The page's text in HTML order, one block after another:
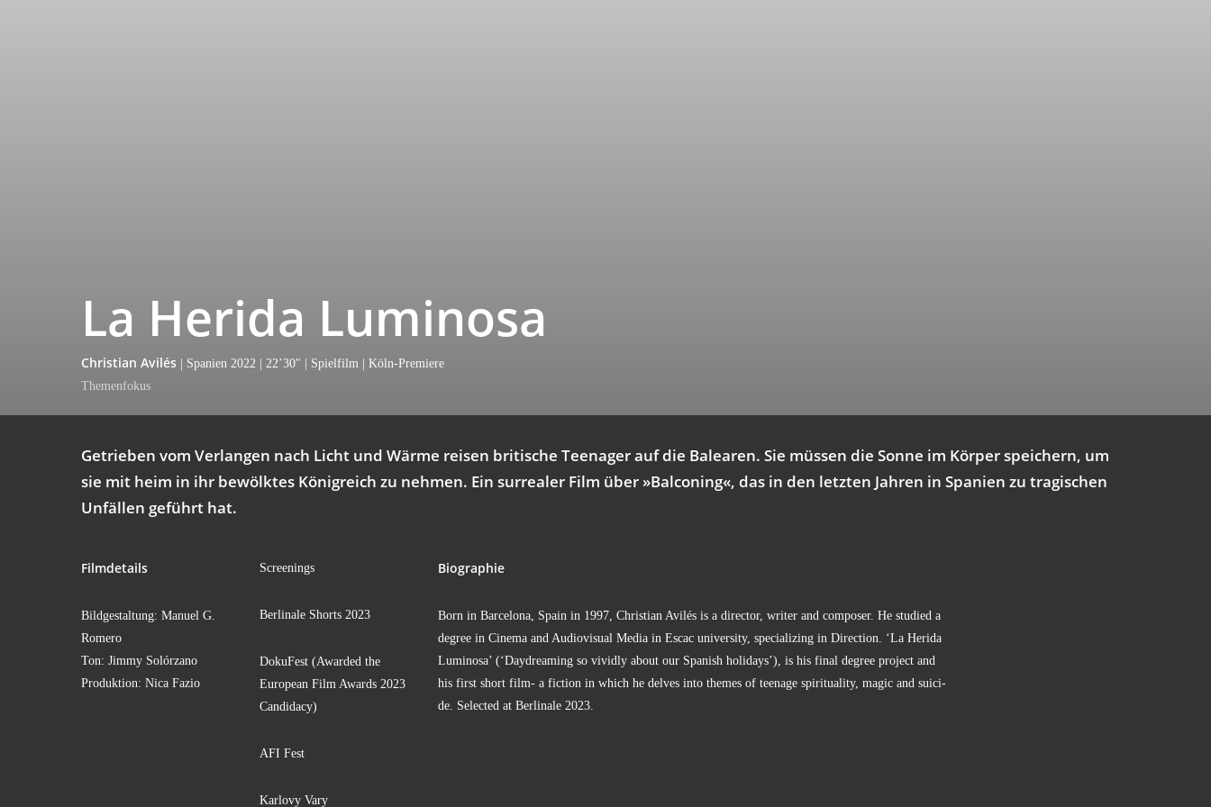
La Her­i­da Luminosa
Chris­ti­an Avilés | Spa­ni­en 2022 | 22’30″ | Spiel­film | Köln-Premiere
The­men­fo­kus
Getrie­ben vom Ver­lan­gen nach Licht und Wär­me rei­sen bri­ti­sche Teen­ager auf die Balea­ren. Sie müs­sen die Son­ne im Kör­per spei­chern, um
sie mit heim in ihr bewölk­tes König­reich zu neh­men. Ein sur­rea­ler Film über »Bal­co­ning«, das in den letz­ten Jah­ren in Spa­ni­en zu tra­gi­schen
Unfäl­len geführt hat.
Film­de­tails
Bild­ge­stal­tung: Manu­el G.
Romero
Ton: Jim­my Solórzano
Pro­duk­ti­on: Nica Fazio
Scree­nings
Ber­li­na­le Shorts 2023
Doku­Fest (Award­ed the
Euro­pean Film Awards 2023
Candidacy)
AFI Fest
Kar­l­o­vy Vary
Bio­gra­phie
Born in Bar­ce­lo­na, Spain in 1997, Chris­ti­an Avilés is a direc­tor, wri­ter and com­po­ser. He stu­di­ed a
degree in Cine­ma and Audio­vi­su­al Media in Escac uni­ver­si­ty, spe­cia­li­zing in Direc­tion. ‘La Her­i­da
Lumi­no­sa’ (‘Day­d­re­a­ming so vivid­ly about our Spa­nish holi­days’), is his final degree pro­ject and
his first short film- a fic­tion in which he del­ves into the­mes of teenage spi­ri­tua­li­ty, magic and sui­ci­
de. Sel­ec­ted at Ber­li­na­le 2023.